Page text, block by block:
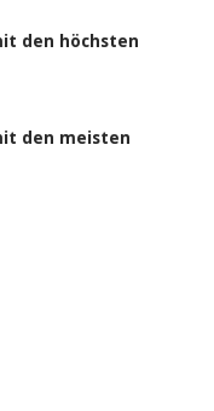
den höchsten
den meisten